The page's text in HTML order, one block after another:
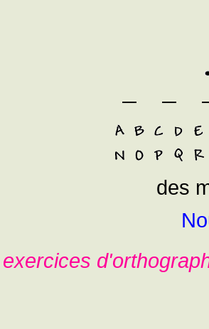
des